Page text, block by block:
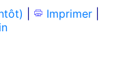
Imprimer|